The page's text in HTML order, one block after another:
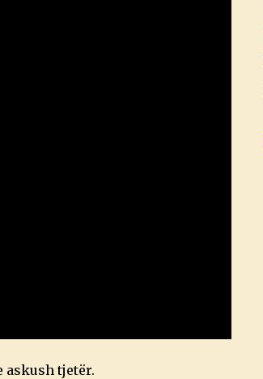
askush tjetër.